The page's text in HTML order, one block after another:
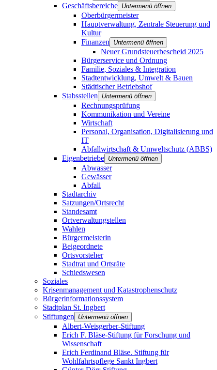
Geschäftsbereiche Untermenü öffnen
Oberbürgermeister
Hauptverwaltung, Zentrale Steuerung und
Kultur
Finanzen
Untermenü öffnen
Neuer Grundsteuerbescheid 2025
Bürgerservice und Ordnung
Familie, Soziales & Integration
Stadtentwicklung, Umwelt & Bauen
Städtischer Betriebshof
Stabsstellen
Untermenü öffnen
Rechnungsprüfung
Kommunikation und Vereine
Wirtschaft
Personal, Organisation, Digitalisierung und
IT
Abfallwirtschaft & Umweltschutz (ABBS)
Eigenbetriebe Untermenü öffnen
Abwasser
Gewässer
Abfall
Stadtarchiv
Satzungen/Ortsrecht
Standesamt
Ortverwaltungstellen
Wahlen
Bürgermeisterin
Beigeordnete
Ortsvorsteher
Stadtrat und Ortsräte
Schiedswesen
Soziales
Krisenmanagement und Katastrophenschutz
Bürgerinformationssystem
Stadtplan St. Ingbert
Stiftungen
Untermenü öffnen
Albert-Weisgerber-Stiftung
Erich F. Bläse-Stiftung für Forschung und
Wissenschaft
Erich Ferdinand Bläse. Stiftung für
Wohlfahrtspflege Sankt Ingbert